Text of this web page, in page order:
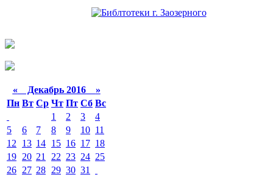
«Декабрь 2016 »
Пн Вт Ср Чт Пт Сб Вс
1
2 3
4
5
6 7 8 9 10 11
12
13 14 15 16 17 18
19 20 21 22 23 24 25
26 27 28 29 30 31